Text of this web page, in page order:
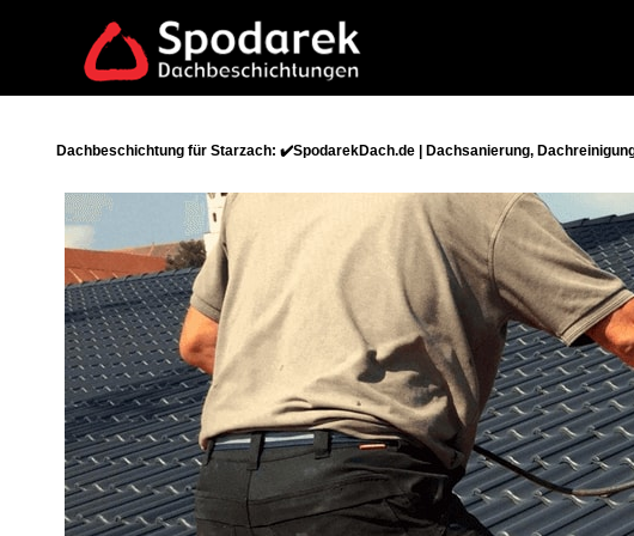
Dachbeschichtung für Starzach: ✔️SpodarekDach.de | Dachsanierung,